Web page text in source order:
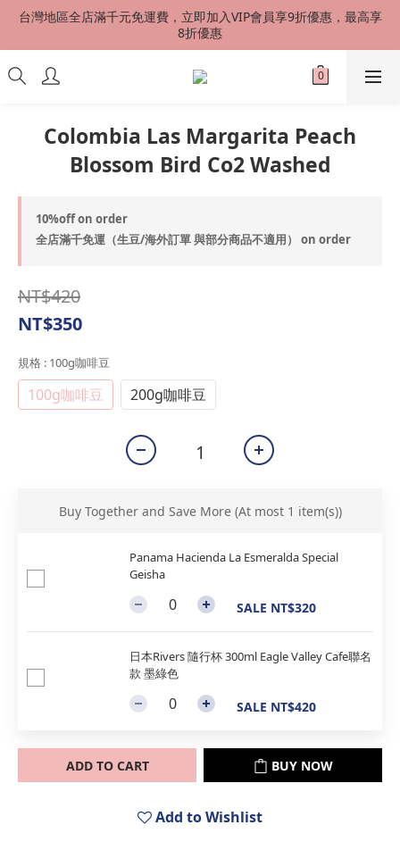
台灣地區全店滿千元免運費，立即加入VIP會員享9折優惠，最高享
8折優惠
台灣地區全店滿千元免運費，立即加入VIP會員享9折優惠，最高享
8折優惠
港澳星馬 SF EXPRESS 快速到貨 中國地區順丰配送（運費到付）
新會員首購加贈50元購物金
台灣地區全店滿千元免運費，立即加入VIP會員享9折優惠，最高享
Colombia Las Margarita Peach
Blossom Bird Co2 Washed
10%off on order
全店滿千免運（生豆/海外訂單 與部分商品不適用） on order
NT$420
NT$350
規格 : 100g咖啡豆
100g咖啡豆 200g咖啡豆
Buy Together and Save More (At most 1 item(s))
Panama Hacienda La Esmeralda Special
Geisha
SALE NT$320
日本Rivers 隨行杯 300ml Eagle Valley Cafe聯名
款 墨綠色
SALE NT$420
ADD TO CART BUY NOW
Add to Wishlist